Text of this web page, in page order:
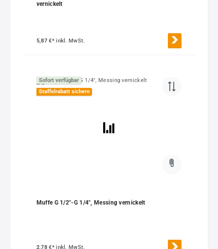
vernickelt
5,87 €*inkl. MwSt.
Sofort verfügbar
Staffelrabatt sichern
Muffe G 1/2"-G 1/4", Messing vernickelt
2,78 €*inkl. MwSt.